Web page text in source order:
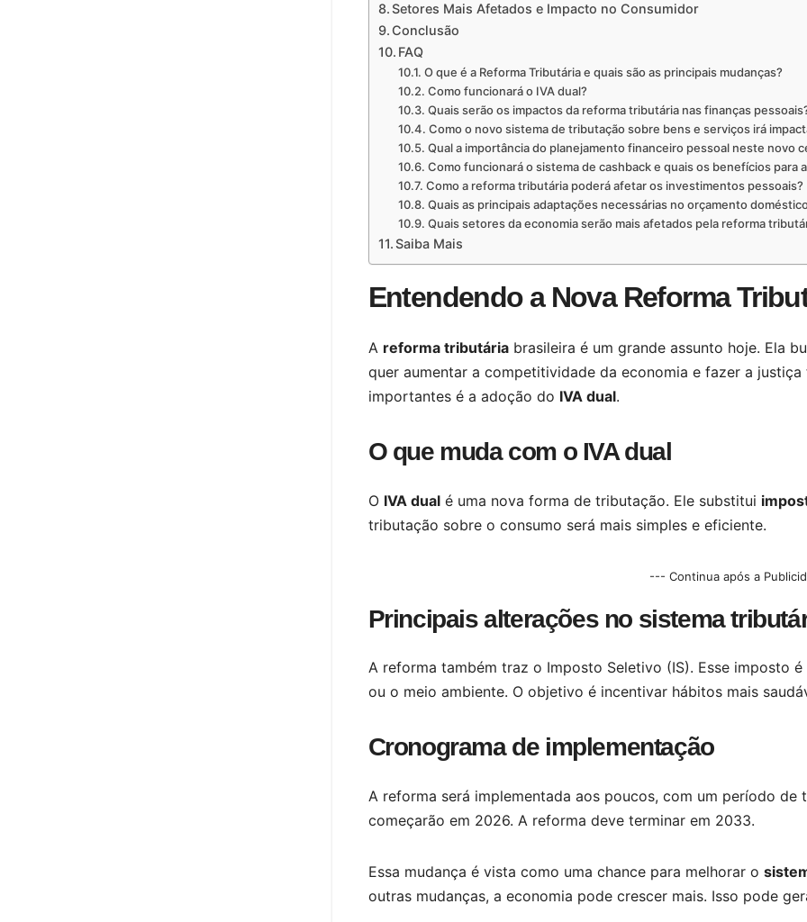
Setores Mais Afetados e Impacto no Consumidor
Conclusão
FAQ
O que é a Reforma Tributária e quais são as principais mudanças?
Como funcionará o IVA dual?
Quais serão os impactos da reforma tributária nas finanças
Como o novo sistema de tributação sobre bens e serviços irá
Qual a importância do planejamento financeiro pessoal neste novo
Como funcionará o sistema de cashback e quais os benefícios para
Como a reforma tributária poderá afetar os investimentos pessoais?
Quais as principais adaptações necessárias no orçamento
Quais setores da economia serão mais afetados pela reforma
Saiba Mais
Entendendo a Nova Reforma
A reforma tributáriabrasileira é um grande assunto hoje. Ela
quer aumentar a competitividade da economia e fazer a justiça
importantes é a adoção do IVA dual.
O que muda com o IVA dual
O IVA dualé uma nova forma de tributação. Ele substitui
tributação sobre o consumo será mais simples e eficiente.
--- Continua após a
Principais alterações no sistema
A reforma também traz o Imposto Seletivo (IS). Esse imposto
ou o meio ambiente. O objetivo é incentivar hábitos mais
Cronograma de implementação
A reforma será implementada aos poucos, com um período de
começarão em 2026. A reforma deve terminar em 2033.
Essa mudança é vista como uma chance para melhorar o
outras mudanças, a economia pode crescer mais. Isso pode